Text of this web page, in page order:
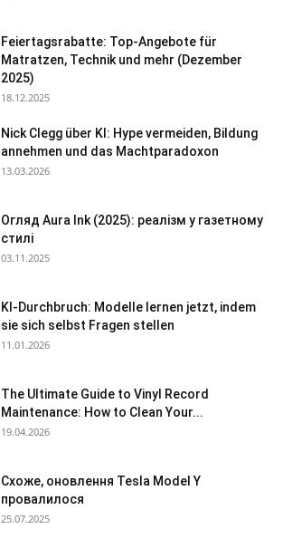
Feiertagsrabatte: Top-Angebote für
Matratzen, Technik und mehr (Dezember
2025)
18.12.2025
Nick Clegg über KI: Hype vermeiden, Bildung
annehmen und das Machtparadoxon
13.03.2026
Огляд Aura Ink (2025): реалізм у газетному
стилі
03.11.2025
KI-Durchbruch: Modelle lernen jetzt, indem
sie sich selbst Fragen stellen
11.01.2026
The Ultimate Guide to Vinyl Record
Maintenance: How to Clean Your...
19.04.2026
Схоже, оновлення Tesla Model Y
провалилося
25.07.2025